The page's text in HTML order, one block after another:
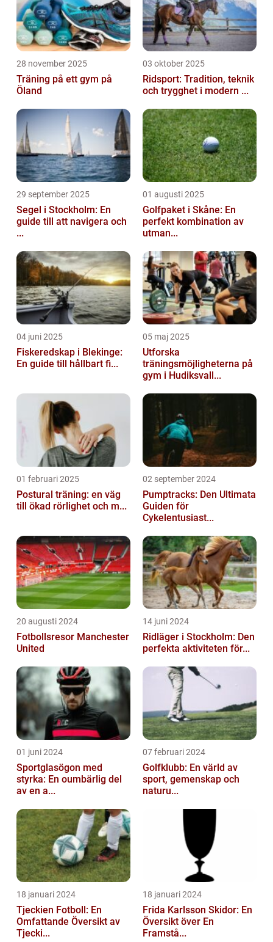
28 november 2025
Träning på ett gym på
Öland
03 oktober 2025
Ridsport: Tradition, teknik
och trygghet i modern ...
29 september 2025
Segel i Stockholm: En
guide till att navigera och
...
01 augusti 2025
Golfpaket i Skåne: En
perfekt kombination av
utman...
04 juni 2025
Fiskeredskap i Blekinge:
En guide till hållbart fi...
05 maj 2025
Utforska
träningsmöjligheterna på
gym i Hudiksvall...
01 februari 2025
Postural träning: en väg
till ökad rörlighet och m...
02 september 2024
Pumptracks: Den Ultimata
Guiden för
Cykelentusiast...
20 augusti 2024
Fotbollsresor Manchester
United
14 juni 2024
Ridläger i Stockholm: Den
perfekta aktiviteten för...
01 juni 2024
Sportglasögon med
styrka: En oumbärlig del
av en a...
07 februari 2024
Golfklubb: En värld av
sport, gemenskap och
naturu...
18 januari 2024
Tjeckien Fotboll: En
Omfattande Översikt av
Tjecki...
18 januari 2024
Frida Karlsson Skidor: En
Översikt över En
Framstå...